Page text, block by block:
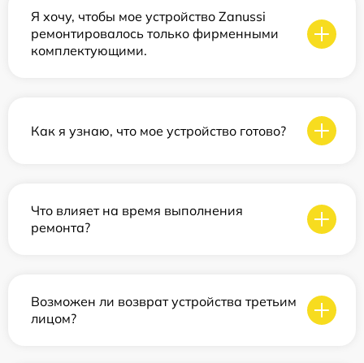
Я хочу, чтобы мое устройство Zanussi
ремонтировалось только фирменными
комплектующими.
Как я узнаю, что мое устройство готово?
Что влияет на время выполнения
ремонта?
Возможен ли возврат устройства третьим
лицом?